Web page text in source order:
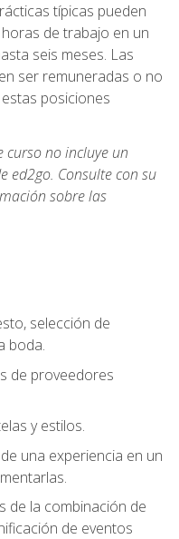
típicas pueden
de trabajo en un
seis meses. Las
ser remuneradas o no
posiciones
curso no incluye un
ed2go. Consulte con su
sobre las
selección de
boda.
de proveedores
y estilos.
una experiencia en un
de la combinación de
de eventos